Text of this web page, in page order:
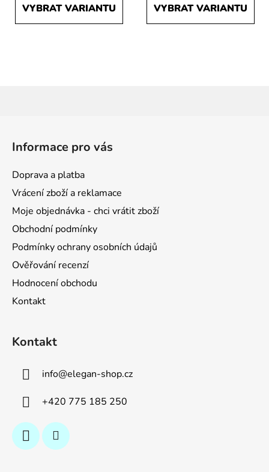
VYBRAT VARIANTU VYBRAT VARIANTU
Informace pro vás
Doprava a platba
Vrácení zboží a reklamace
Moje objednávka - chci vrátit zboží
Obchodní podmínky
Podmínky ochrany osobních údajů
Ověřování recenzí
Hodnocení obchodu
Kontakt
Kontakt
info@elegan-shop.cz
+420 775 185 250